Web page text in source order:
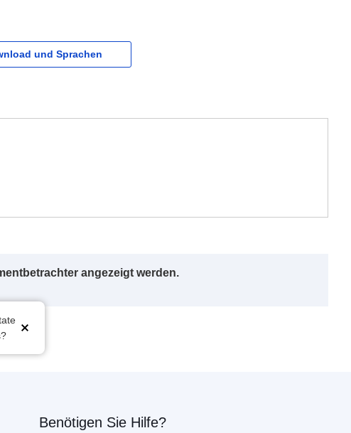
und Sprachen
angezeigt werden.
UnionBenötigen Sie Hilfe?